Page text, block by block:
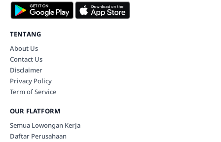
TENTANG
About Us
Contact Us
Disclaimer
Privacy Policy
Term of Service
OUR FLATFORM
Semua Lowongan Kerja
Daftar Perusahaan